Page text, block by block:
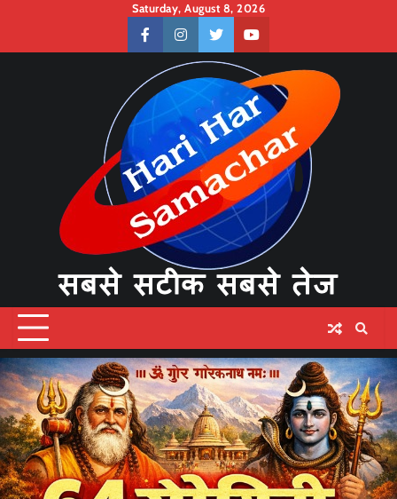
content
Saturday, August 8, 2026
facebookinstagramtwitteryoutube